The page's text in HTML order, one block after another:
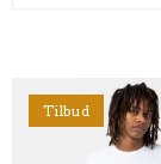
Tilbud